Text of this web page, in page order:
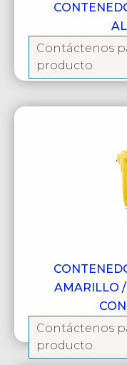
Contáctenos
producto.
AMARILLO
Contáctenos
producto.